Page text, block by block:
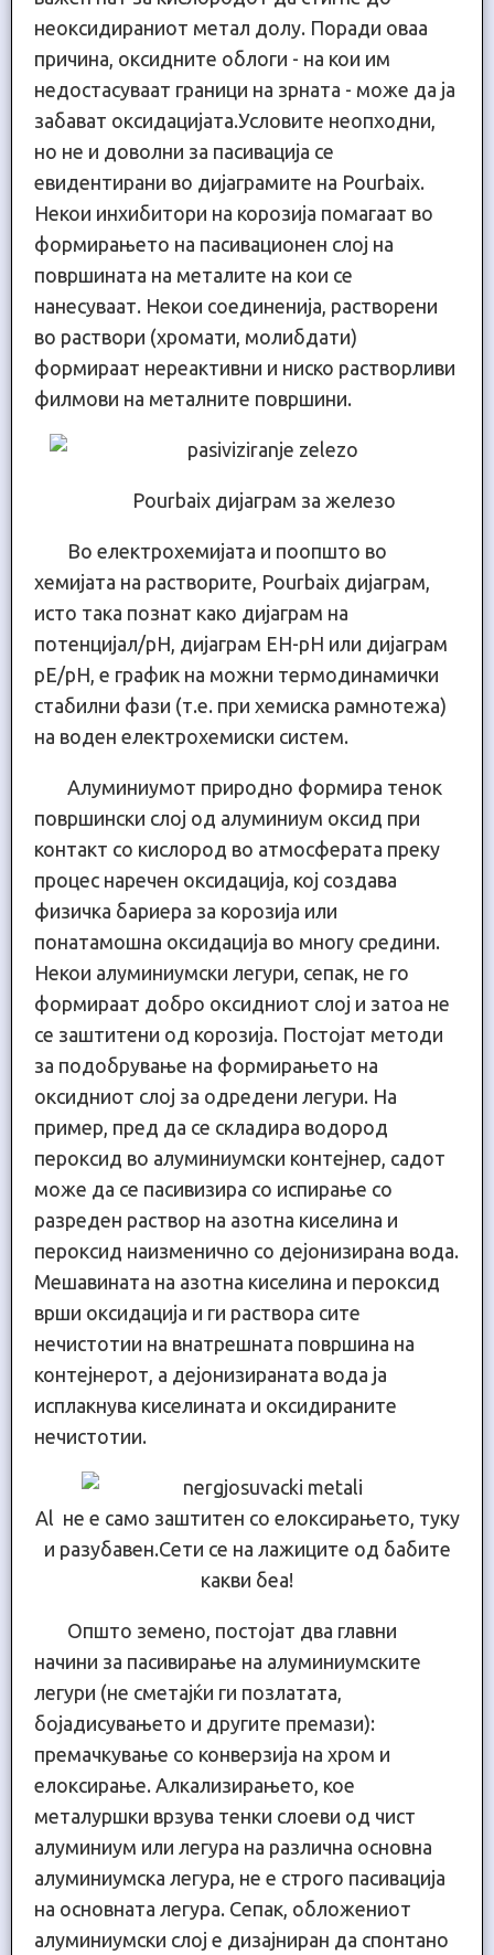
неоксидираниот метал долу. Поради оваа
причина, оксидните облоги - на кои им
недостасуваат граници на зрната - може да ја
забават оксидацијата.Условите неопходни,
но не и доволни за пасивација се
евидентирани во дијаграмите на Pourbaix.
Некои инхибитори на корозија помагаат во
формирањето на пасивационен слој на
површината на металите на кои се
нанесуваат. Некои соединенија, растворени
во раствори (хромати, молибдати)
формираат нереактивни и ниско растворливи
филмови на металните површини.
Pourbaix дијаграм за железо
Во електрохемијата и поопшто во
хемијата на растворите, Pourbaix дијаграм,
исто така познат како дијаграм на
потенцијал/рН, дијаграм EH-pH или дијаграм
pE/pH, е график на можни термодинамички
стабилни фази (т.е. при хемиска рамнотежа)
на воден електрохемиски систем.
Алуминиумот природно формира тенок
површински слој од алуминиум оксид при
контакт со кислород во атмосферата преку
процес наречен оксидација, кој создава
физичка бариера за корозија или
понатамошна оксидација во многу средини.
Некои алуминиумски легури, сепак, не го
формираат добро оксидниот слој и затоа не
се заштитени од корозија. Постојат методи
за подобрување на формирањето на
оксидниот слој за одредени легури. На
пример, пред да се складира водород
пероксид во алуминиумски контејнер, садот
може да се пасивизира со испирање со
разреден раствор на азотна киселина и
пероксид наизменично со дејонизирана вода.
Мешавината на азотна киселина и пероксид
врши оксидација и ги раствора сите
нечистотии на внатрешната површина на
контејнерот, а дејонизираната вода ја
исплакнува киселината и оксидираните
нечистотии.
Al не е само заштитен со елоксирањето, туку
и разубавен.Сети се на лажиците од бабите
какви беа!
Општо земено, постојат два главни
начини за пасивирање на алуминиумските
легури (не сметајќи ги позлатата,
бојадисувањето и другите премази):
премачкување со конверзија на хром и
елоксирање. Алкализирањето, кое
металуршки врзува тенки слоеви од чист
алуминиум или легура на различна основна
алуминиумска легура, не е строго пасивација
на основната легура. Сепак, обложениот
алуминиумски слој е дизајниран да спонтано